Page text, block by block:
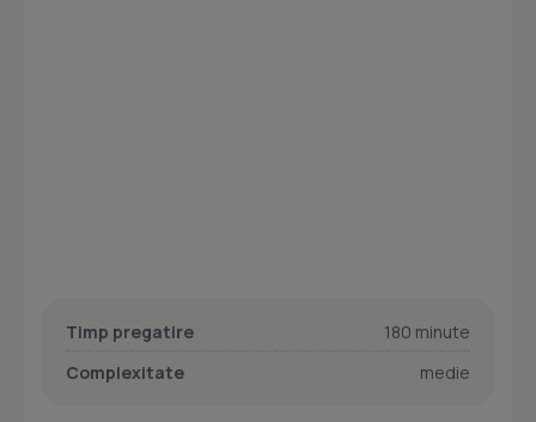
Timp pregatire
180 minute
Complexitate
medie